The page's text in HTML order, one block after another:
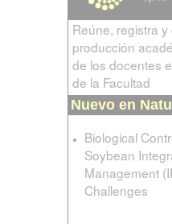
Reúne, registra
producción
de los docentes
de la Facultad
Nuevo en
Biological
Soybean
Management
Challenges